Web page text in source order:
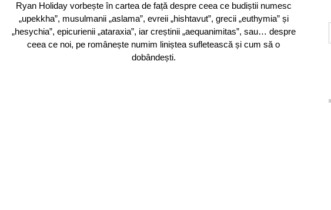
Ryan Holiday vorbește în cartea de față despre ceea ce budiștii numesc
„upekkha”, musulmanii „aslama”, evreii „hishtavut”, grecii „euthymia” și
„hesychia”, epicurienii „ataraxia”, iar creștinii „aequanimitas”, sau… despre
ceea ce noi, pe românește numim liniștea sufletească și cum să o
dobândești.